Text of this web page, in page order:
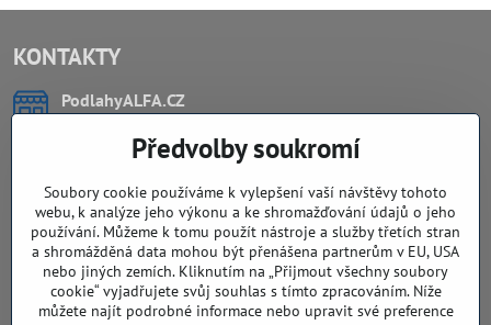
KONTAKTY
PodlahyALFA​.CZ
Záříčí, ev.č. 54
768 11 Chropyně
DIČ: CZ8103114129
Sklad, vzorkovna PO TELEFONICKÉ DOMLUVĚ
Záříčí ev. č. 54
768 11 Chropyně
608 855 055
Předvolby soukromí
Soubory cookie používáme k vylepšení vaší návštěvy tohoto
webu, k analýze jeho výkonu a ke shromažďování údajů o jeho
používání. Můžeme k tomu použít nástroje a služby třetích stran
a shromážděná data mohou být přenášena partnerům v EU, USA
nebo jiných zemích. Kliknutím na „Přijmout všechny soubory
cookie“ vyjadřujete svůj souhlas s tímto zpracováním. Níže
můžete najít podrobné informace nebo upravit své preference